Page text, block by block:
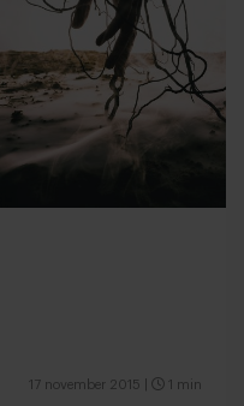
17 november 2015 1 min